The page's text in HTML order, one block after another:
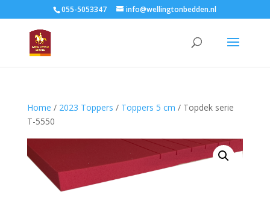
055-5053347 info@wellingtonbedden.nl
Home / 2023 Toppers / Toppers 5 cm / Topdek serie
T-5550